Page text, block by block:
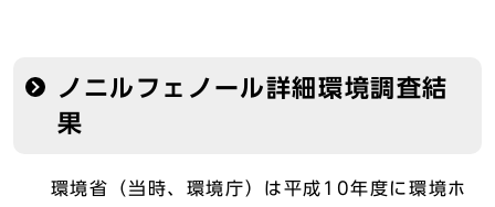
ノニルフェノール詳細環境調査結
果
環境省（当時、環境庁）は平成10年度に環境ホ